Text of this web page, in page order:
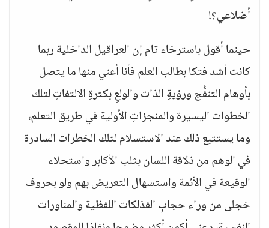
أضلاعي؟!
حينما أقول باسترخاء تام إن العراقيل الداخلية ربما
كانت أشد فتكا بطالب العلم فأنا أعني منها ما يتصل
بأوهام التنفُّج ورؤيةِ الذات والولعِ بكثرةِ الالتفاتِ لتلك
الخطوات اليسيرة والمنجزاتِ الأولية في طريق التعلم،
وما يستتبع ذلك عند الاستسلام لتلك الخطرات السادرة
في الوهم من ذلاقة اللسان بثلب الأكابر واستحلاء
الوقيعة في الأئمة واستسهال التعريض بهم ولو بحروف
خجلى من وراء حجابِ الفذلكات اللفظية والمناورات